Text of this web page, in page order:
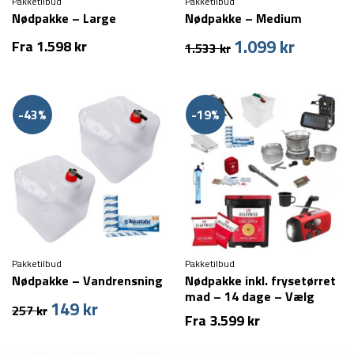
Nødpakke – Large
Fra 1.598kr
Nødpakke – Medium
1.533kr Den
var:
1.533 kr.
1.099krDen
1.099 kr.
-43%
Pakketilbud
Nødpakke – Vandrensning
257kr Den
149krDen
-19%
Pakketilbud
Nødpakke inkl. frysetørret
mad – 14 dage – Vælg
antal personer
Fra 3.599kr